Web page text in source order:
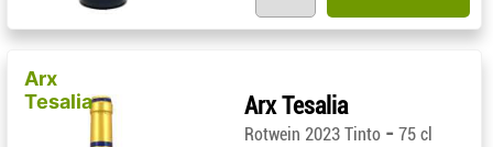
Arx
Tesalia
Arx Tesalia
Rotwein 2023 Tinto - 75 cl